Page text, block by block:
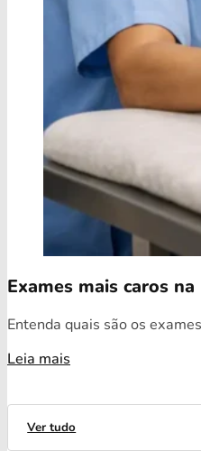
Exames mais caros
Entenda quais são os
Leia mais
Ver tudo